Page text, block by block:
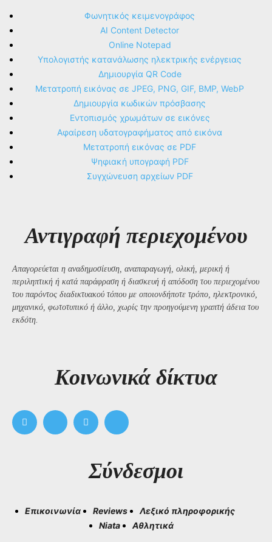
Φωνητικός κειμενογράφος
AI Content Detector
Online Notepad
Υπολογιστής κατανάλωσης ηλεκτρικής ενέργειας
Δημιουργία QR Code
Μετατροπή εικόνας σε JPEG, PNG, GIF, BMP, WebP
Δημιουργία κωδικών πρόσβασης
Εντοπισμός χρωμάτων σε εικόνες
Αφαίρεση υδατογραφήματος από εικόνα
Μετατροπή εικόνας σε PDF
Ψηφιακή υπογραφή PDF
Συγχώνευση αρχείων PDF
Αντιγραφή περιεχομένου
Απαγορεύεται η αναδημοσίευση, αναπαραγωγή, ολική, μερική ή
περιληπτική ή κατά παράφραση ή διασκευή ή απόδοση του περιεχομένου
του παρόντος διαδικτυακού τόπου με οποιονδήποτε τρόπο, ηλεκτρονικό,
μηχανικό, φωτοτυπικό ή άλλο, χωρίς την προηγούμενη γραπτή άδεια του
εκδότη.
Kοινωνικά δίκτυα
Σύνδεσμοι
Επικοινωνία Reviews
Λεξικό πληροφορικής
Niata
Αθλητικά